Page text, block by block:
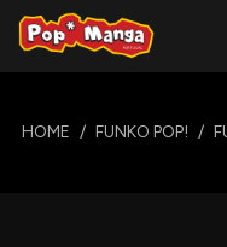
HOME FUNKO POP!